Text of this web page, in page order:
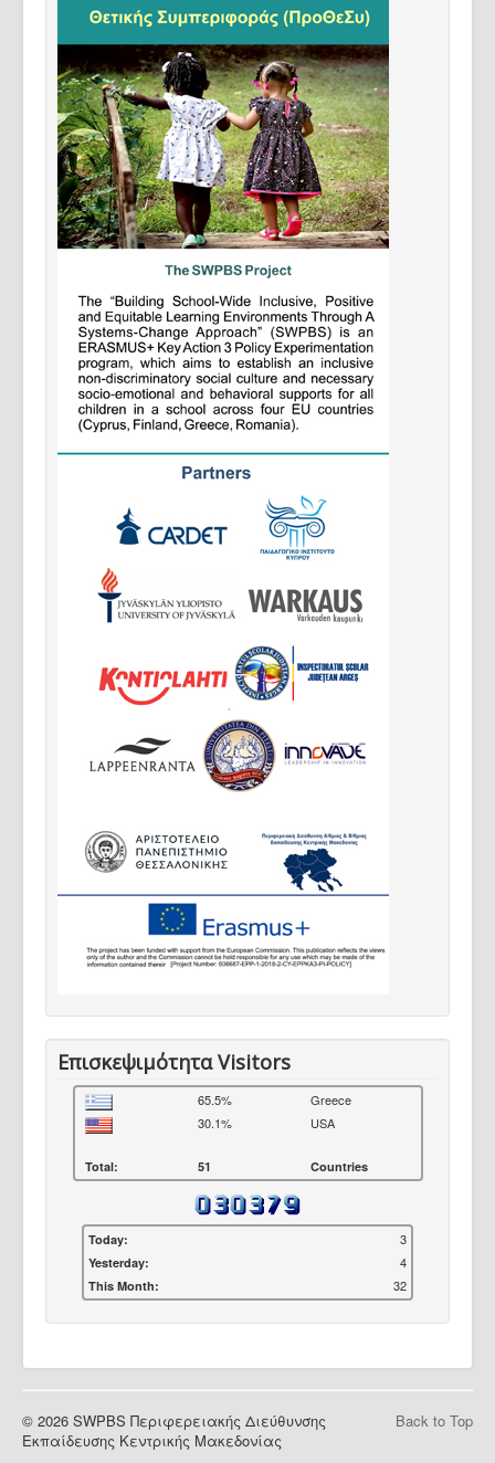
Επισκεψιμότητα Visitors
65.5%
Greece
30.1%
USA
Total: 51 Countries
Today: 3
Yesterday: 4
This Month: 32
Back to Top
© 2026 SWPBS Περιφερειακής Διεύθυνσης
Εκπαίδευσης Κεντρικής Μακεδονίας